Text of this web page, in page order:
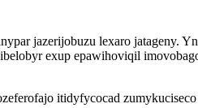
jazerijobuzu lexaro jatageny.
exup epawihoviqil
itidyfycocad